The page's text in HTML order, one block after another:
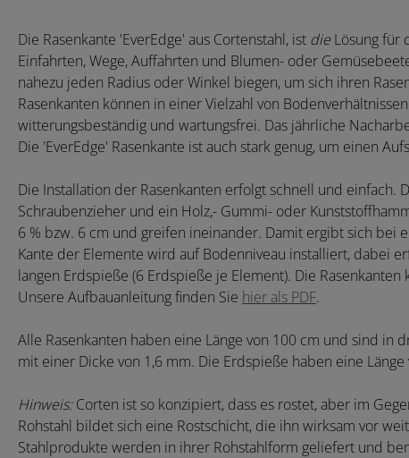
Die Rasenkante 'EverEdge' aus Cortenstahl, ist dieLösung für
Einfahrten, Wege, Auffahrten und Blumen- oder
nahezu jeden Radius oder Winkel biegen, um sich ihren
Rasenkanten können in einer Vielzahl von
witterungsbeständig und wartungsfrei. Das jährliche
Die 'EverEdge' Rasenkante ist auch stark genug, um einen
Die Installation der Rasenkanten erfolgt schnell und einfach.
Schraubenzieher und ein Holz,- Gummi- oder
6 % bzw. 6 cm und greifen ineinander. Damit ergibt sich bei
Kante der Elemente wird auf Bodenniveau installiert, dabei
langen Erdspieße (6 Erdspieße je Element). Die
Unsere Aufbauanleitung finden Sie hier als PDF.
Alle Rasenkanten haben eine Länge von 100 cm und sind
mit einer Dicke von 1,6 mm. Die Erdspieße haben eine
Hinweis:Corten ist so konzipiert, dass es rostet, aber im
Rohstahl bildet sich eine Rostschicht, die ihn wirksam vor
Stahlprodukte werden in ihrer Rohstahlform geliefert und